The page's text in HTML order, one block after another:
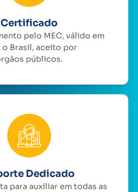
Certificado
pelo MEC, válido em
Brasil, aceito por
públicos.
Dedicado
para auxiliar em todas as